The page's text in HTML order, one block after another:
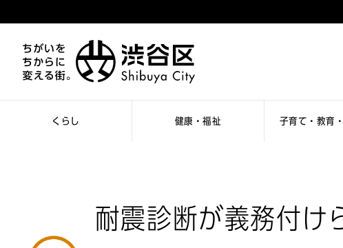
くらし 健康・福祉 子育て・教育
耐震診断が義務付け